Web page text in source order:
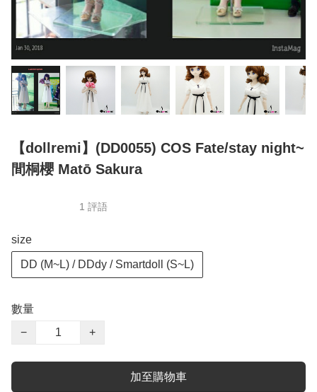
【dollremi】(DD0055) COS Fate/stay night~
間桐櫻 Matō Sakura
1 評語
size
DD (M~L) / DDdy / Smartdoll (S~L)
數量
−
+
加至購物車